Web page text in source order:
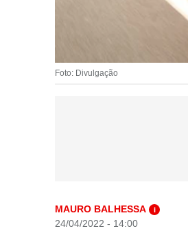
Foto: Divulgação
MAURO BALHESSA i
24/04/2022 - 14:00